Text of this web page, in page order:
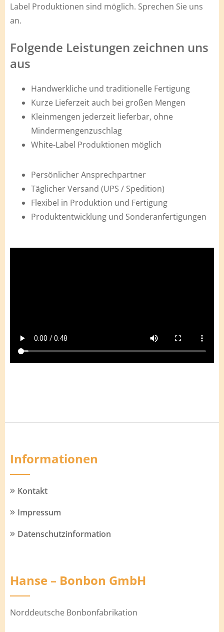
Label Produktionen sind möglich. Sprechen Sie uns
an.
Folgende Leistungen zeichnen uns
aus
Handwerkliche und traditionelle Fertigung
Kurze Lieferzeit auch bei großen Mengen
Kleinmengen jederzeit lieferbar, ohne
Mindermengenzuschlag
White-Label Produktionen möglich
Persönlicher Ansprechpartner
Täglicher Versand (UPS / Spedition)
Flexibel in Produktion und Fertigung
Produktentwicklung und Sonderanfertigungen
Informationen
Kontakt
Impressum
Datenschutzinformation
Hanse – Bonbon GmbH
Norddeutsche Bonbonfabrikation